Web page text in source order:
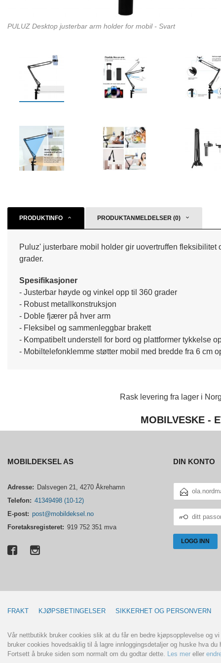
PULUZ Desktop justerbar arm holder for mobil - Svart
PRODUKTINFO PRODUKTANMELDELSER (0)
Puluz' justerbare mobil holder gir uovertruffen
grader.
Spesifikasjoner
- Justerbar høyde og vinkel opp til 360 grader
- Robust metallkonstruksjon
- Doble fjærer på hver arm
- Fleksibel og sammenleggbar brakett
- Kompatibelt understell for bord og plattformer tykkelse
- Mobiltelefonklemme støtter mobil med bredde fra 6 cm
Rask levering fra lager i
MOBILVESKE -
MOBILDEKSEL AS
Adresse: Dalsvegen 21, 4270 Åkrehamn
Telefon: 41349498 (10-12)
E-post: post@mobildeksel.no
Foretaksregisteret: 919 752 351 mva
DIN KONTO
POSTADRESSE
PASSORD
FRAKT KJØPSBETINGELSER SIKKERHET OG PERSONVERN
Vår nettbutikk bruker cookies slik at du får en bedre kjøpsopplevelse og
bruker cookies hovedsaklig til å lagre innloggingsdetaljer og huske hva du
Fortsett å bruke siden som normalt om du godtar dette.
Les mer eller